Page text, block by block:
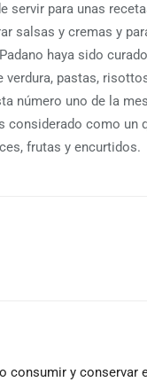
servir para unas
salsas y cremas y
haya sido
pastas,
número uno de la
como un
frutas y encurtidos.
consumir y conservar